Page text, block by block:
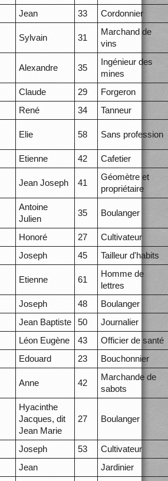
Jean 33 Cordonnier
Sylvain 31
Marchand de
vins
Alexandre 35
Ingénieur des
mines
Claude 29
Forgeron
René 34
Tanneur
Elie 58 Sans profession
Etienne 42 Cafetier
Jean Joseph 41
Géomètre et
propriétaire
Antoine
Julien
35 Boulanger
Honoré 27
Cultivateur
Joseph 45 Tailleur d'habits
Etienne 61
Homme de
lettres
Joseph 48
Boulanger
Jean Baptiste 50
Journalier
Léon Eugène 43
Officier de santé
Edouard 23
Bouchonnier
Anne 42
Marchande de
sabots
Hyacinthe
Jacques, dit
Jean Marie
27 Boulanger
Joseph 53
Cultivateur
Jean
Jardinier